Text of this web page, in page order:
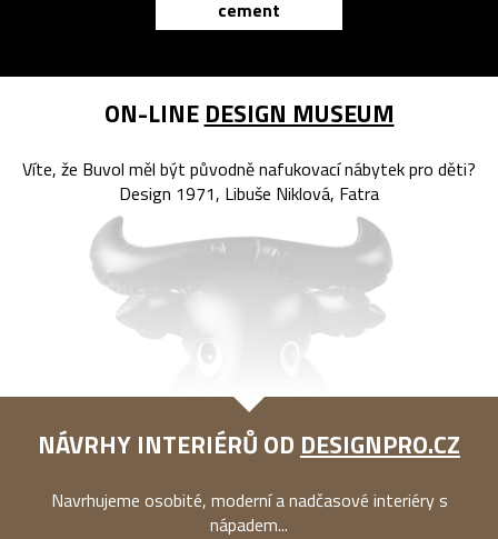
cement
ON-LINE DESIGN MUSEUM
Víte, že Buvol měl být původně nafukovací nábytek pro děti?
Design 1971, Libuše Niklová, Fatra
NÁVRHY INTERIÉRŮ OD DESIGNPRO.CZ
Navrhujeme osobité, moderní a nadčasové interiéry s
nápadem...